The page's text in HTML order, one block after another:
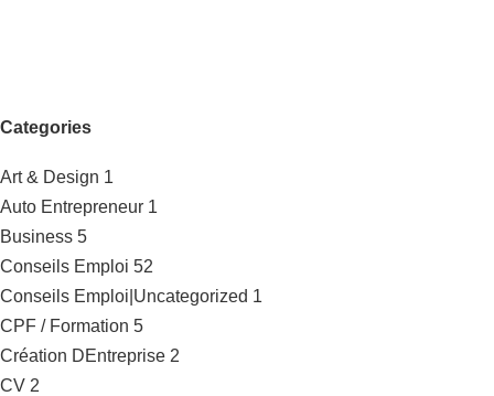
Categories
Art & Design 1
Auto Entrepreneur 1
Business 5
Conseils Emploi 52
Conseils Emploi|Uncategorized 1
CPF / Formation 5
Création DEntreprise 2
CV 2